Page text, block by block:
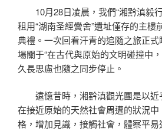
10月28日凌晨，我們“湘黔滇毅
租用“湖南圣經黌舍”遺址僅存的主樓
典禮。一次回看汗青的追隨之旅正
場關于“在古代與原始的文明碰撞中
久長思慮也隨之同步停止。
遠憶昔時，湘黔滇觀光團是以近
在接近原始的天然社會周遭的狀況中
格，增加見識，接觸社會，體察平易